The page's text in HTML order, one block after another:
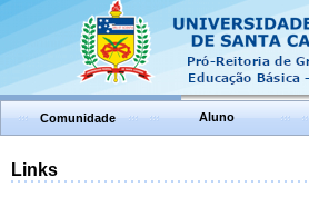
Comunidade Aluno
Links